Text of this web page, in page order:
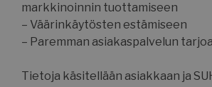
markkinoinnin tuottamiseen
– Väärinkäytösten estämiseen
– Paremman asiakaspalvelun
Tietoja käsitellään asiakkaan ja